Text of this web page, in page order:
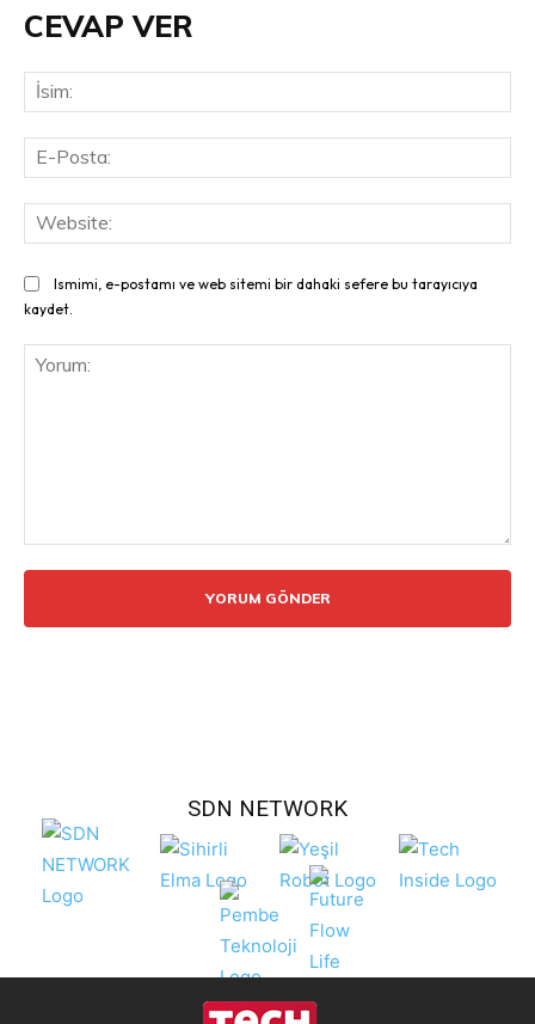
CEVAP VER
Ismimi, e-postamı ve web sitemi bir dahaki sefere bu tarayıcıya
kaydet.
SDN NETWORK